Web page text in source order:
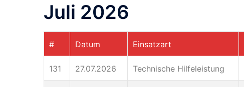
Juli 2026
# Datum Einsatzart
131 27.07.2026 Technische Hilfeleistung